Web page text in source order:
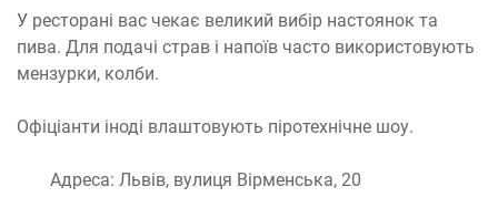
У ресторані вас чекає великий вибір настоянок та
пива. Для подачі страв і напоїв часто використовують
мензурки, колби.
Офіціанти іноді влаштовують піротехнічне шоу.
Адреса: Львів, вулиця Вірменська, 20